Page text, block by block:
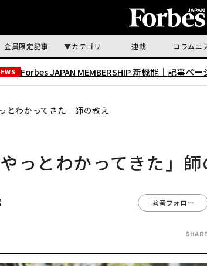
会員限定記事 カテゴリ 連載 コラムニ
Forbes JAPAN MEMBERSHIP 新機能｜ 記事ペー
わかってきた」師の教え
っとわかってきた」師
著者フォロー